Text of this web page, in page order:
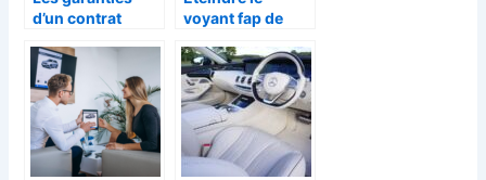
d’un contrat
: ce qu’il faut
savoir
voyant fap de
les conseils
essentiels